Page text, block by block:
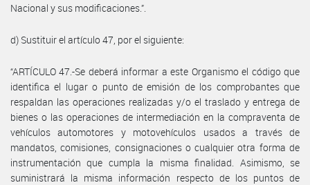
Nacional y sus modificaciones.”.
d) Sustituir el artículo 47, por el siguiente:
“ARTÍCULO 47.-Se deberá informar a este Organismo el código que
identifica el lugar o punto de emisión de los comprobantes que
respaldan las operaciones realizadas y/o el traslado y entrega de
bienes o las operaciones de intermediación en la compraventa de
vehículos automotores y motovehículos usados a través de
mandatos, comisiones, consignaciones o cualquier otra forma de
instrumentación que cumpla la misma finalidad. Asimismo, se
suministrará la misma información respecto de los puntos de